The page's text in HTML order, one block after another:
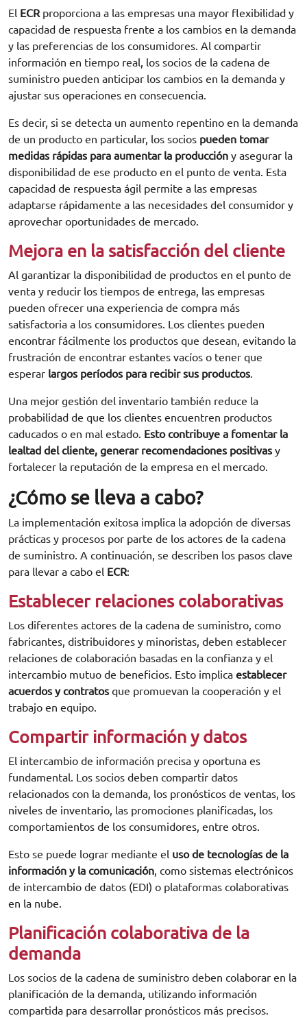
El ECR proporciona a las empresas una mayor flexibilidad y
capacidad de respuesta frente a los cambios en la demanda
y las preferencias de los consumidores. Al compartir
información en tiempo real, los socios de la cadena de
suministro pueden anticipar los cambios en la demanda y
ajustar sus operaciones en consecuencia.
Es decir, si se detecta un aumento repentino en la demanda
de un producto en particular, los socios pueden tomar
medidas rápidas para aumentar la producción y asegurar la
disponibilidad de ese producto en el punto de venta. Esta
capacidad de respuesta ágil permite a las empresas
adaptarse rápidamente a las necesidades del consumidor y
aprovechar oportunidades de mercado.
Mejora en la satisfacción del cliente
Al garantizar la disponibilidad de productos en el punto de
venta y reducir los tiempos de entrega, las empresas
pueden ofrecer una experiencia de compra más
satisfactoria a los consumidores. Los clientes pueden
encontrar fácilmente los productos que desean, evitando la
frustración de encontrar estantes vacíos o tener que
esperar largos períodos para recibir sus productos.
Una mejor gestión del inventario también reduce la
probabilidad de que los clientes encuentren productos
caducados o en mal estado. Esto contribuye a fomentar la
lealtad del cliente, generar recomendaciones positivas y
fortalecer la reputación de la empresa en el mercado.
¿Cómo se lleva a cabo?
La implementación exitosa implica la adopción de diversas
prácticas y procesos por parte de los actores de la cadena
de suministro. A continuación, se describen los pasos clave
para llevar a cabo el ECR:
Establecer relaciones colaborativas
Los diferentes actores de la cadena de suministro, como
fabricantes, distribuidores y minoristas, deben establecer
relaciones de colaboración basadas en la confianza y el
intercambio mutuo de beneficios. Esto implica establecer
acuerdos y contratos que promuevan la cooperación y el
trabajo en equipo.
Compartir información y datos
El intercambio de información precisa y oportuna es
fundamental. Los socios deben compartir datos
relacionados con la demanda, los pronósticos de ventas, los
niveles de inventario, las promociones planificadas, los
comportamientos de los consumidores, entre otros.
Esto se puede lograr mediante el uso de tecnologías de la
información y la comunicación, como sistemas electrónicos
de intercambio de datos (EDI) o plataformas colaborativas
en la nube.
Planificación colaborativa de la
demanda
Los socios de la cadena de suministro deben colaborar en la
planificación de la demanda, utilizando información
compartida para desarrollar pronósticos más precisos.